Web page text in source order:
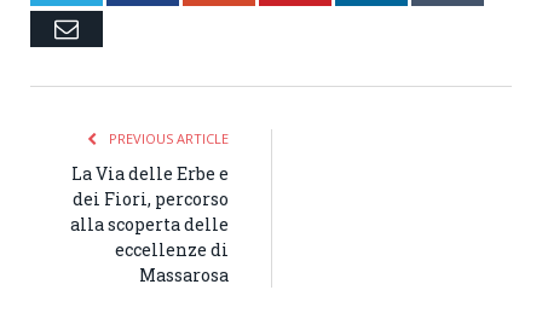
Email
PREVIOUS ARTICLE
La Via delle Erbe e
dei Fiori, percorso
alla scoperta delle
eccellenze di
Massarosa